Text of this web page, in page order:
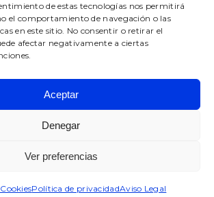
de estas tecnologías nos permitirá
el comportamiento de navegación o las
en este sitio. No consentir o retirar el
afectar negativamente a ciertas
Aceptar
Denegar
Ver preferencias
Política de privacidadAviso Legal
ha recibido una subvención del
al amparo de la convocatoria
la Empresa Digital Navarra 2025.
Diseño e Innovación SL
los derechos reservados.